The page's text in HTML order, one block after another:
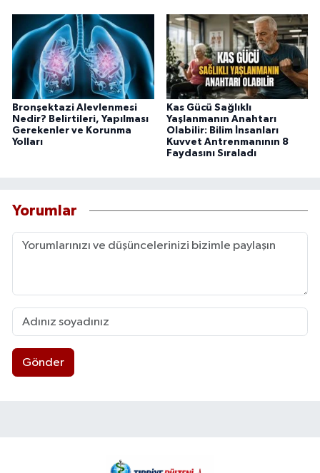
Bronşektazi Alevlenmesi
Nedir? Belirtileri, Yapılması
Gerekenler ve Korunma
Yolları
Kas Gücü Sağlıklı
Yaşlanmanın Anahtarı
Olabilir: Bilim İnsanları
Kuvvet Antrenmanının 8
Faydasını Sıraladı
Yorumlar
Gönder